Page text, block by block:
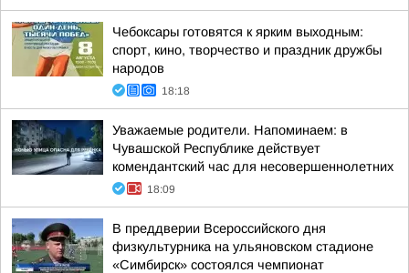
Чебоксары готовятся к ярким выходным:
спорт, кино, творчество и праздник дружбы
народов
18:18
Уважаемые родители. Напоминаем: в
Чувашской Республике действует
комендантский час для несовершеннолетних
18:09
В преддверии Всероссийского дня
физкультурника на ульяновском стадионе
«Симбирск» состоялся чемпионат